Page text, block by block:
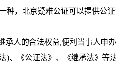
种，北京疑难公证可以提供公证
承人的合法权益,便利当事人
)、《公证法》、《继承法》等